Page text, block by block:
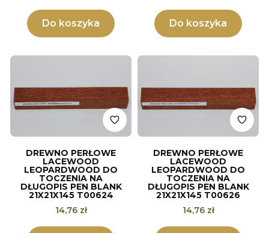
Do koszyka Do koszyka
DREWNO PERŁOWE
LACEWOOD
LEOPARDWOOD DO
TOCZENIA NA
DŁUGOPIS PEN BLANK
21X21X145 T00624
Cena
14,76 zł
DREWNO PERŁOWE
LACEWOOD
LEOPARDWOOD DO
TOCZENIA NA
DŁUGOPIS PEN BLANK
21X21X145 T00626
Cena
14,76 zł